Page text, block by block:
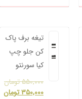
تیغه برف پاک
کن جلو چپ
کیا سورنتو
۵۵۰,۰۰۰تومان
۳۵۰,۰۰۰تومان